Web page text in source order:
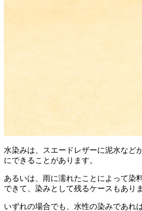
水染みは、スエードレザーに泥水など
にできることがあります。
あるいは、雨に濡れたことによって染
できて、染みとして残るケースもありま
いずれの場合でも、水性の染みであれ